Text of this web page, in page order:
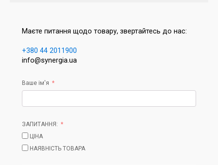
Маєте питання щодо товару, звертайтесь до нас:
+380 44 2011900
info@synergia.ua
Ваше ім'я
ЗАПИТАННЯ:
ЦІНА
НАЯВНІСТЬ ТОВАРА